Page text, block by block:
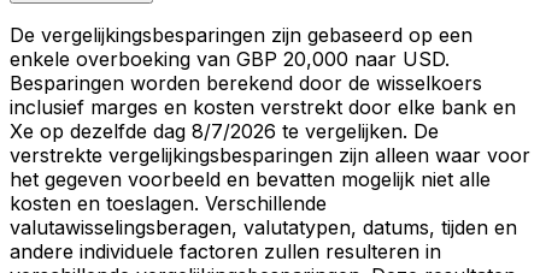
De vergelijkingsbesparingen zijn gebaseerd op een
enkele overboeking van GBP 20,000 naar USD.
Besparingen worden berekend door de wisselkoers
inclusief marges en kosten verstrekt door elke bank en
Xe op dezelfde dag 8/7/2026 te vergelijken. De
verstrekte vergelijkingsbesparingen zijn alleen waar voor
het gegeven voorbeeld en bevatten mogelijk niet alle
kosten en toeslagen. Verschillende
valutawisselingsberagen, valutatypen, datums, tijden en
andere individuele factoren zullen resulteren in